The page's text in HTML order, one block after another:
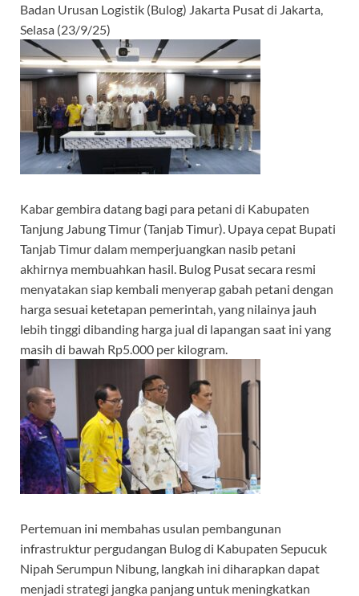
Badan Urusan Logistik (Bulog) Jakarta Pusat di Jakarta,
Selasa (23/9/25)
Kabar gembira datang bagi para petani di Kabupaten
Tanjung Jabung Timur (Tanjab Timur). Upaya cepat Bupati
Tanjab Timur dalam memperjuangkan nasib petani
akhirnya membuahkan hasil. Bulog Pusat secara resmi
menyatakan siap kembali menyerap gabah petani dengan
harga sesuai ketetapan pemerintah, yang nilainya jauh
lebih tinggi dibanding harga jual di lapangan saat ini yang
masih di bawah Rp5.000 per kilogram.
Pertemuan ini membahas usulan pembangunan
infrastruktur pergudangan Bulog di Kabupaten Sepucuk
Nipah Serumpun Nibung, langkah ini diharapkan dapat
menjadi strategi jangka panjang untuk meningkatkan